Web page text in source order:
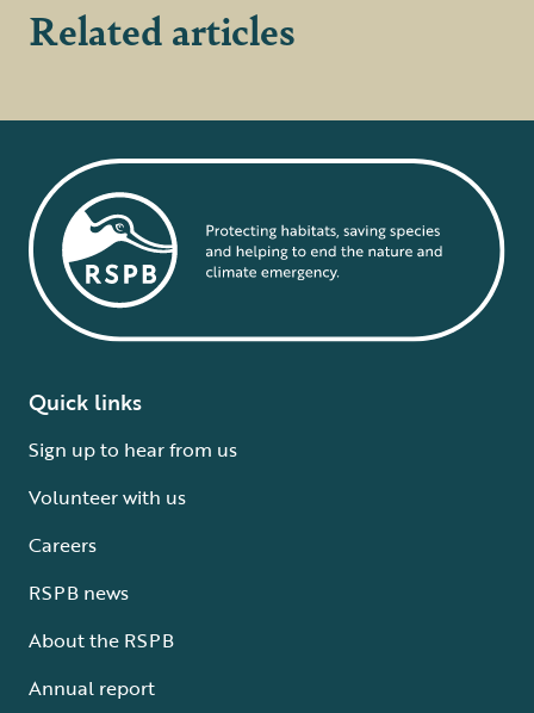
Related articles
Quick links
Sign up to hear from us
Volunteer with us
Careers
RSPB news
About the RSPB
Annual report